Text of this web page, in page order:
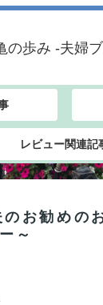
の歩み -夫婦
レビュー関連記
お勧めの
～